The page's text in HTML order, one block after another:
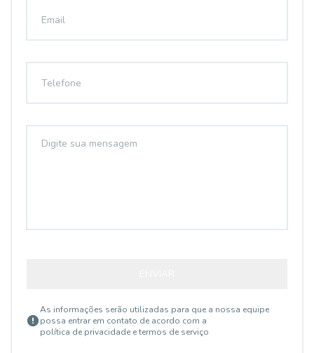
As informações serão utilizadas para que a nossa equipe
possa entrar em contato de acordo com a
política de privacidade e termos de serviço